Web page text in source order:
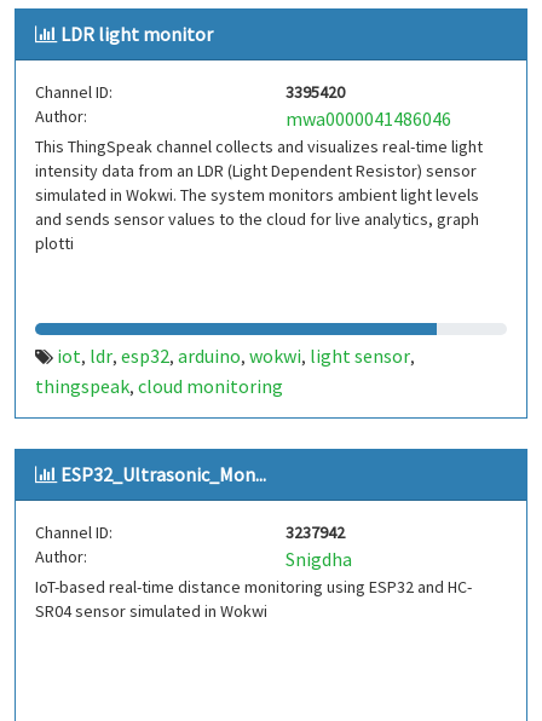
LDR light monitor
Channel ID:
3395420
Author:
mwa0000041486046
This ThingSpeak channel collects and visualizes real-time light
intensity data from an LDR (Light Dependent Resistor) sensor
simulated in Wokwi. The system monitors ambient light levels
and sends sensor values to the cloud for live analytics, graph
plotti
iot, ldr, esp32, arduino, wokwi, light sensor,
thingspeak, cloud monitoring
ESP32_Ultrasonic_Mon...
Channel ID:
3237942
Author:
Snigdha
IoT-based real-time distance monitoring using ESP32 and HC-
SR04 sensor simulated in Wokwi